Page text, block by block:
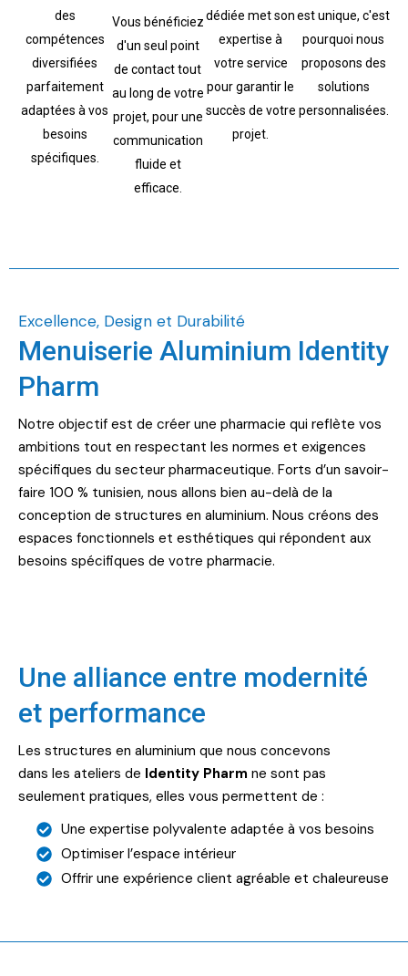
des
compétences
diversifiées
parfaitement
adaptées à vos
besoins
spécifiques.
Vous bénéficiez
d'un seul point
de contact tout
au long de votre
projet, pour une
communication
fluide et
efficace.
dédiée met son
expertise à
votre service
pour garantir le
succès de votre
projet.
est unique, c'est
pourquoi nous
proposons des
solutions
personnalisées.
Excellence, Design et Durabilité
Menuiserie Aluminium Identity
Pharm
Notre objectif est de créer une pharmacie qui reflète vos
ambitions tout en respectant les normes et exigences
spécifiques du secteur pharmaceutique. Forts d’un savoir-
faire 100 % tunisien, nous allons bien au-delà de la
conception de structures en aluminium. Nous créons des
espaces fonctionnels et esthétiques qui répondent aux
besoins spécifiques de votre pharmacie.
Une alliance entre modernité
et performance
Les structures en aluminium que nous concevons
dans les ateliers de Identity Pharm ne sont pas
seulement pratiques, elles vous permettent de :
Une expertise polyvalente adaptée à vos besoins
Optimiser l’espace intérieur
Offrir une expérience client agréable et chaleureuse